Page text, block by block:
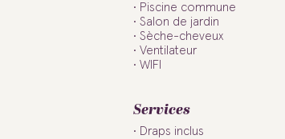
Piscine commune
Salon de jardin
Sèche-cheveux
Ventilateur
WIFI
Services
Draps inclus